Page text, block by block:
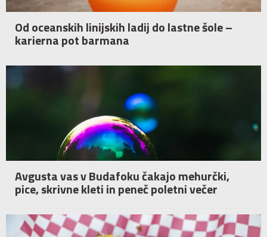
Od oceanskih linijskih ladij do lastne šole –
karierna pot barmana
Avgusta vas v Budafoku čakajo mehurčki,
pice, skrivne kleti in peneč poletni večer